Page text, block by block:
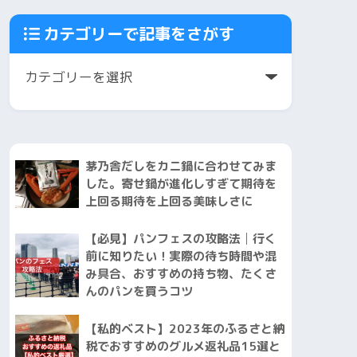
カテゴリーで記事をさがす
茅乃舎だしをカニ鍋に合わせてみま
した。寄せ鍋が進化しすぎて期待を
上回る期待を上回る美味しさに
【必見】パンフェスの攻略法│行く
前に知りたい！実際の待ち時間や混
み具合、おすすめの持ち物、たくさ
んのパンを買うコツ
【私的ベスト】2023年のふるさと納
税でおすすめのグルメ返礼品15選と